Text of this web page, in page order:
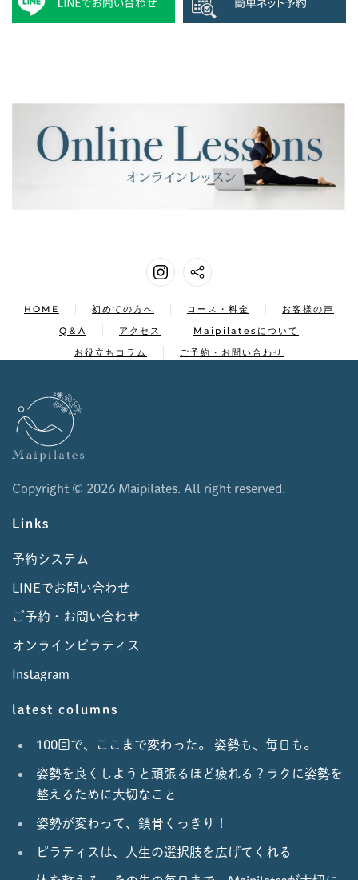
HOME 初めての方へ コース・料金
お客様の声
Q＆A
アクセス
Maipilatesについて
お役立ちコラム
ご予約・お問い合わせ
Copyright © 2026 Maipilates. All right reserved.
Links
予約システム
LINEでお問い合わせ
ご予約・お問い合わせ
オンラインピラティス
Instagram
latest columns
100回で、ここまで変わった。 姿勢も、毎日も。
姿勢を良くしようと頑張るほど疲れる？ラクに姿勢を
整えるために大切なこと
姿勢が変わって、鎖骨くっきり！
ピラティスは、人生の選択肢を広げてくれる